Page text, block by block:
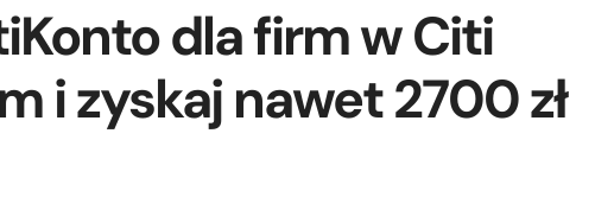
dla firm w Citi
i zyskaj nawet 2700 zł